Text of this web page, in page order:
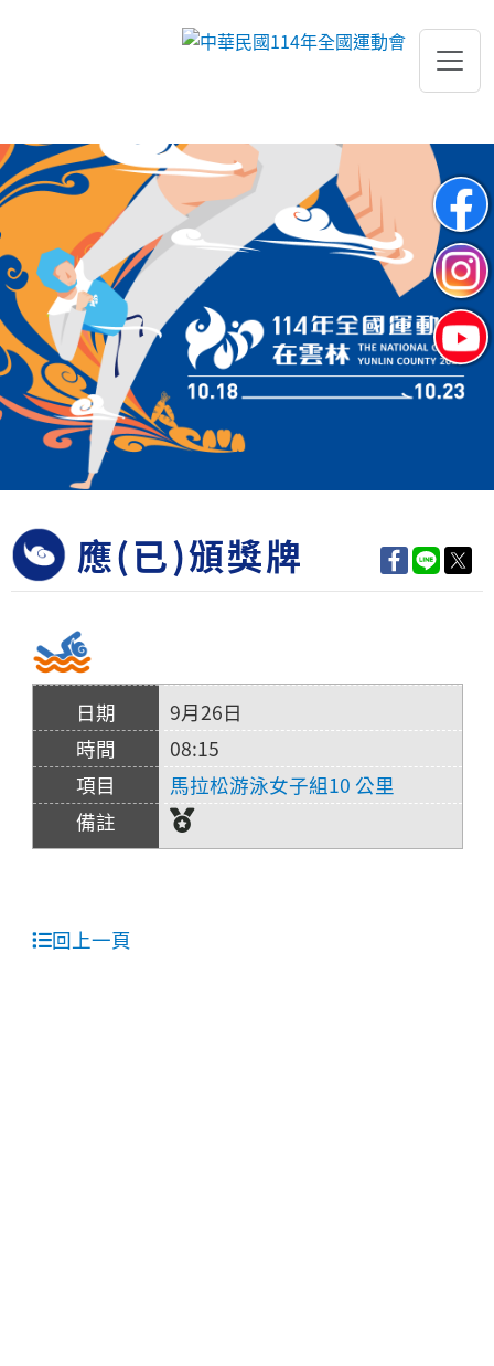
跳到主要內容
應(已)頒獎牌
9月26日
08:15
馬拉松游泳女子組10 公里
回上一頁